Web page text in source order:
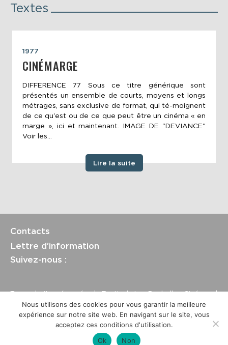
Textes
1977
CINÉMARGE
DIFFERENCE 77 Sous ce titre générique sont
présentés un ensemble de courts, moyens et longs
métrages, sans exclusive de format, qui té-moignent
de ce qu'est ou de ce que peut être un cinéma « en
marge », ici et maintenant. IMAGE DE "DEVIANCE"
Voir les...
Lire la suite
Contacts
Lettre d’information
Suivez-nous :
Tous droits réservés | Festival La Rochelle Cinéma |
International Film Festival – Mentions légales –Conditions
générales de vente
Crédits site : Marine Breton, design ;Etienne Delcambre,
développement et mise à jour
Nous utilisons des cookies pour vous garantir la meilleure
expérience sur notre site web. En navigant sur le site, vous
acceptez ces conditions d'utilisation.
Ok
Non